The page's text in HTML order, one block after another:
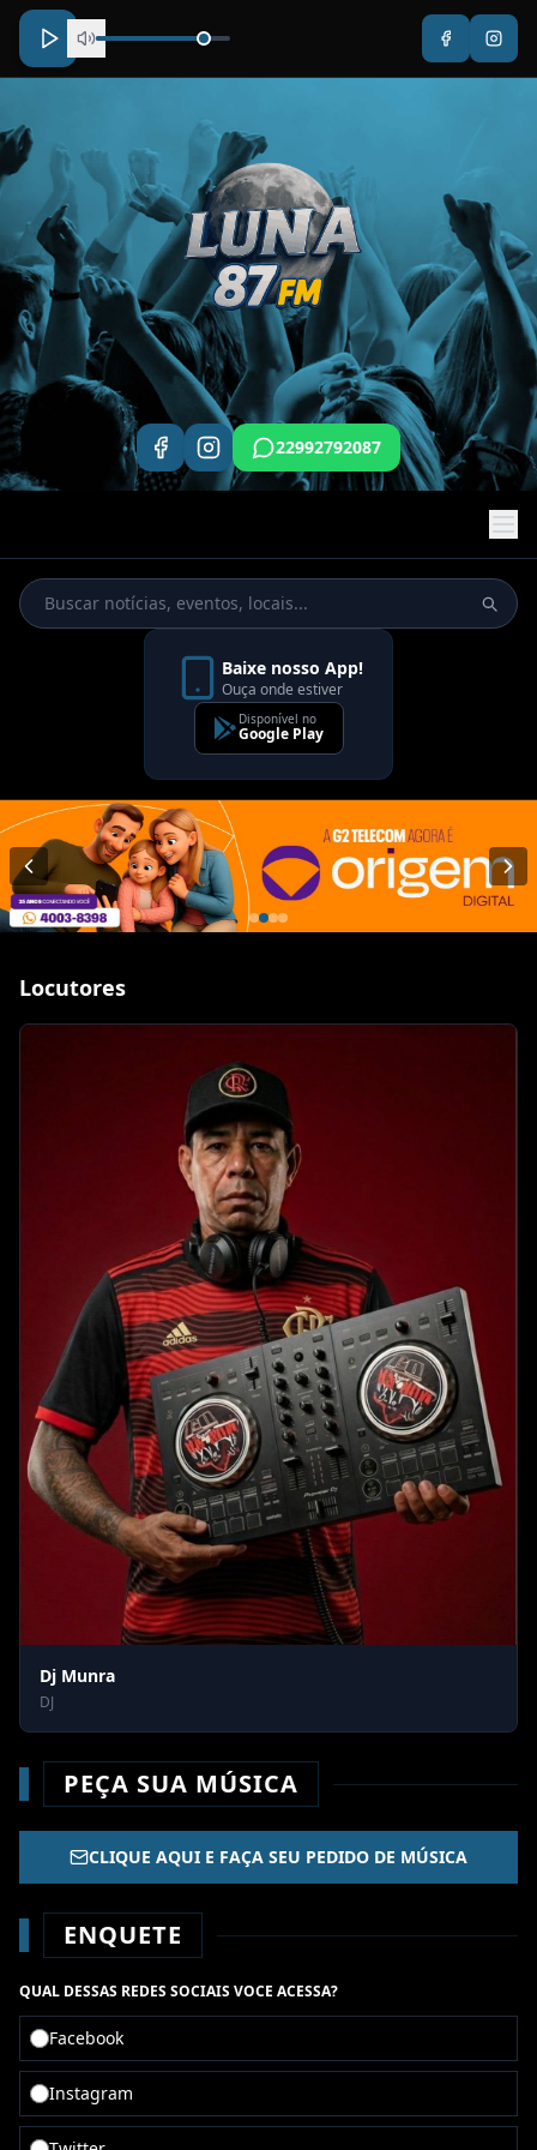
22992792087
Baixe nosso App!
Ouça onde estiver
Disponível no
Google Play
Locutores
Dj Munra
DJ
PEÇA SUA MÚSICA
CLIQUE AQUI E FAÇA SEU PEDIDO DE MÚSICA
ENQUETE
QUAL DESSAS REDES SOCIAIS VOCE ACESSA?
Facebook
Instagram